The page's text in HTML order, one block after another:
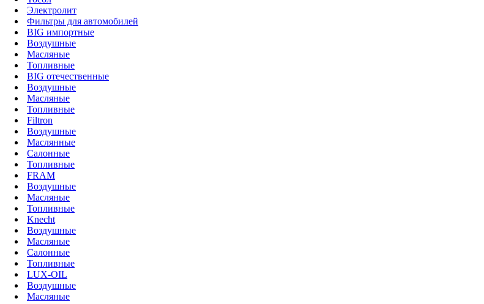
Электролит
Фильтры для автомобилей
BIG импортные
Воздушные
Масляные
Топливные
BIG отечественные
Воздушные
Масляные
Топливные
Filtron
Воздушные
Маслянные
Салонные
Топливные
FRAM
Воздушные
Масляные
Топливные
Knecht
Воздушные
Масляные
Салонные
Топливные
LUX-OIL
Воздушные
Масляные